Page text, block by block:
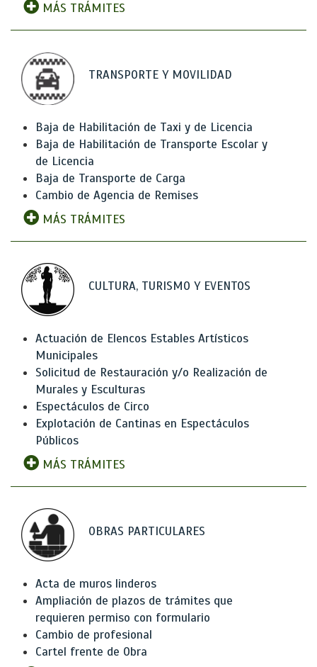
MÁS TRÁMITES
TRANSPORTE Y MOVILIDAD
Baja de Habilitación de Taxi y de Licencia
Baja de Habilitación de Transporte Escolar y
de Licencia
Baja de Transporte de Carga
Cambio de Agencia de Remises
MÁS TRÁMITES
CULTURA, TURISMO Y EVENTOS
Actuación de Elencos Estables Artísticos
Municipales
Solicitud de Restauración y/o Realización de
Murales y Esculturas
Espectáculos de Circo
Explotación de Cantinas en Espectáculos
Públicos
MÁS TRÁMITES
OBRAS PARTICULARES
Acta de muros linderos
Ampliación de plazos de trámites que
requieren permiso con formulario
Cambio de profesional
Cartel frente de Obra